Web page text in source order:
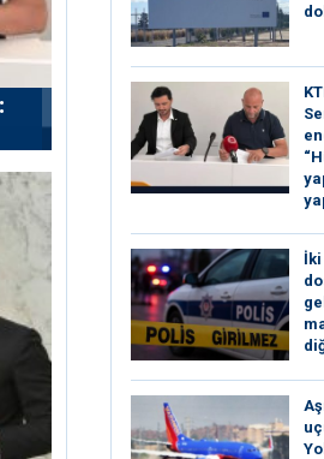
İki